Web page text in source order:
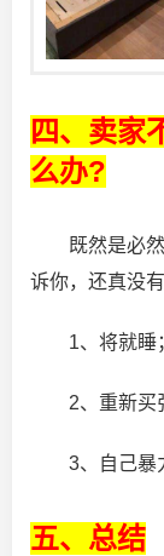
四、卖家
么办?
既然是必
诉你，还真没
1、将就睡
2、重新买
3、自己
五、总结